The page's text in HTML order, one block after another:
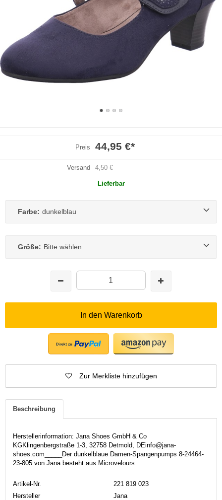
Preis 44,95 €*
Versand 4,50 €
Lieferbar
Farbe: dunkelblau
Größe: Bitte wählen
In den Warenkorb
Zur Merkliste hinzufügen
Beschreibung
Herstellerinformation: Jana Shoes GmbH & Co
KGKlingenbergstraße 1-3, 32758 Detmold, DEinfo@jana-
shoes.com_____Der dunkelblaue Damen-Spangenpumps 8-24464-
23-805 von Jana besteht aus Microvelours.
Artikel-Nr.
221 819 023
Hersteller
Jana